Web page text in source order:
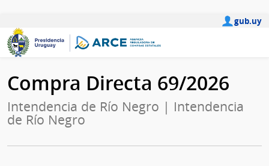
gub.uy
Compra Directa 69/2026
Intendencia de Río Negro | Intendencia
de Río Negro